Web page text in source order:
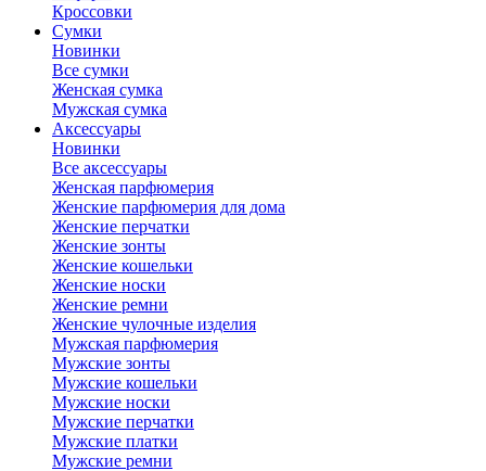
Кроссовки
Сумки
Новинки
Все сумки
Женская сумка
Мужская сумка
Аксессуары
Новинки
Все аксессуары
Женская парфюмерия
Женские парфюмерия для дома
Женские перчатки
Женские зонты
Женские кошельки
Женские носки
Женские ремни
Женские чулочные изделия
Мужская парфюмерия
Мужские зонты
Мужские кошельки
Мужские носки
Мужские перчатки
Мужские платки
Мужские ремни